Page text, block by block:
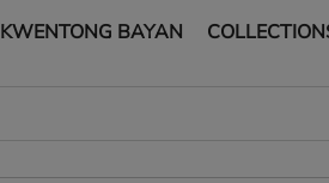
KWENTONG BAYAN